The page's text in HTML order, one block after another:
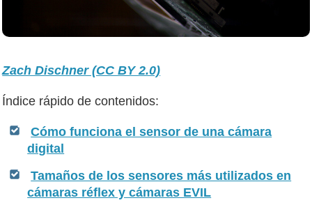
Zach Dischner (CC BY 2.0)
Índice rápido de contenidos:
Cómo funciona el sensor de una cámara
digital
Tamaños de los sensores más utilizados en
cámaras réflex y cámaras EVIL